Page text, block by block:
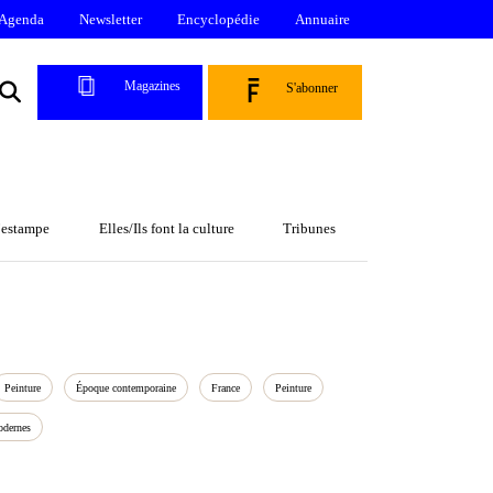
Newsletter Encyclopédie Annuaire
Magazines S'abonner
Elles/Ils font la culture Tribunes
Peinture Époque contemporaine France Peinture